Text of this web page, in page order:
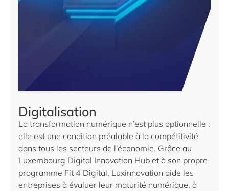
Digitalisation
La transformation numérique n’est plus optionnelle :
elle est une condition préalable à la compétitivité
dans tous les secteurs de l’économie. Grâce au
Luxembourg Digital Innovation Hub et à son propre
programme Fit 4 Digital, Luxinnovation aide les
entreprises à évaluer leur maturité numérique, à